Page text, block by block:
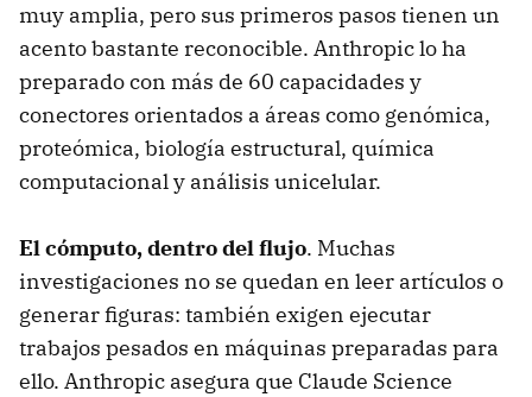
muy amplia, pero sus primeros pasos tienen un
acento bastante reconocible. Anthropic lo ha
preparado con más de 60 capacidades y
conectores orientados a áreas como genómica,
proteómica, biología estructural, química
computacional y análisis unicelular.
El cómputo, dentro del flujo. Muchas
investigaciones no se quedan en leer artículos o
generar figuras: también exigen ejecutar
trabajos pesados en máquinas preparadas para
ello. Anthropic asegura que Claude Science